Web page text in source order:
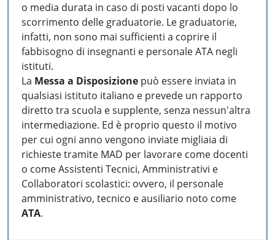
o media durata in caso di posti vacanti dopo lo
scorrimento delle graduatorie. Le graduatorie,
infatti, non sono mai sufficienti a coprire il
fabbisogno di insegnanti e personale ATA negli
istituti.
La Messa a Disposizione può essere inviata in
qualsiasi istituto italiano e prevede un rapporto
diretto tra scuola e supplente, senza nessun'altra
intermediazione. Ed è proprio questo il motivo
per cui ogni anno vengono inviate migliaia di
richieste tramite MAD per lavorare come docenti
o come Assistenti Tecnici, Amministrativi e
Collaboratori scolastici: ovvero, il personale
amministrativo, tecnico e ausiliario noto come
ATA.